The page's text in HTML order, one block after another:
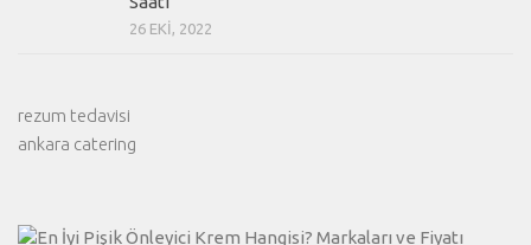
26 EKI, 2022
rezum tedavisi
ankara catering